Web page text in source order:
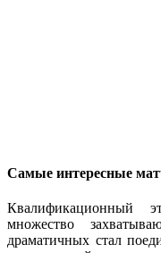
Самые интересные
Квалификационный
множество
драматичных стал